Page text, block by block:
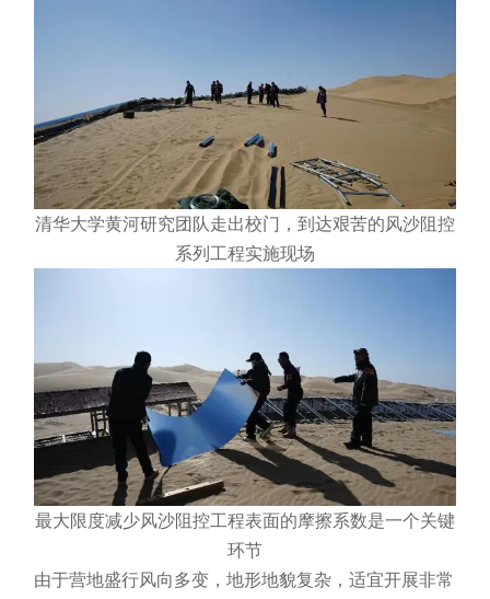
清华大学黄河研究团队走出校门，到达艰苦的风沙阻控
系列工程实施现场
最大限度减少风沙阻控工程表面的摩擦系数是一个关键
环节
由于营地盛行风向多变，地形地貌复杂，适宜开展非常